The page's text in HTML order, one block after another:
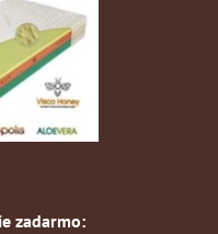
zadarmo: